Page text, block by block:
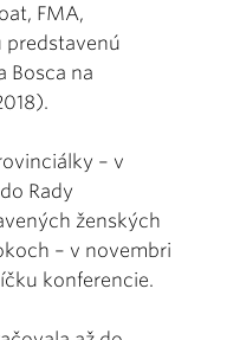
FMA,
predstavenú
Bosca na
– v
Rady
ženských
– v novembri
konferencie.